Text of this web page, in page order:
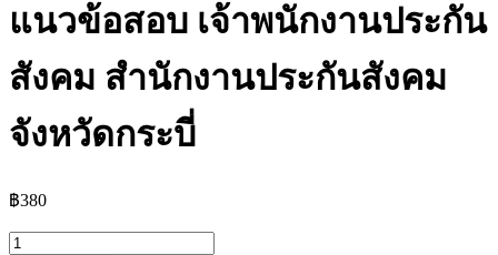
แนวข้อสอบ เจ้าพนักงานประกัน
สังคม สำนักงานประกันสังคม
จังหวัดกระบี่
฿380
จำนวน